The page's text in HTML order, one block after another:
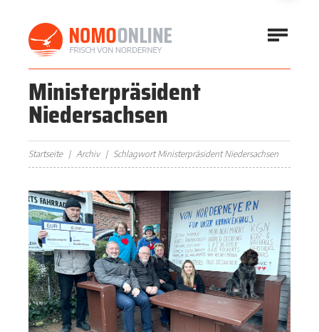
Ministerpräsident
Niedersachsen
Startseite Archiv Schlagwort Ministerpräsident Niedersachsen